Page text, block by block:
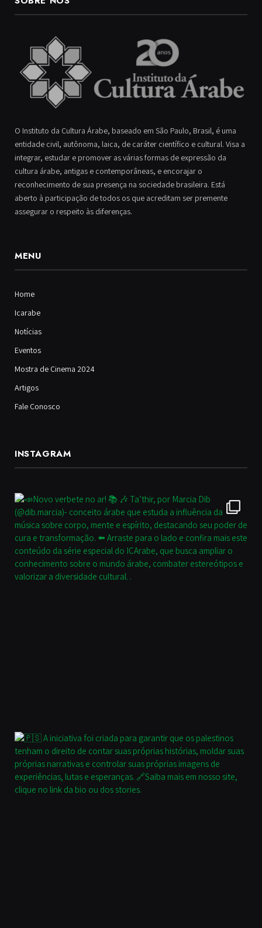
O Instituto da Cultura Árabe, baseado em São Paulo, Brasil, é uma
entidade civil, autônoma, laica, de caráter científico e cultural. Visa a
integrar, estudar e promover as várias formas de expressão da
cultura árabe, antigas e contemporâneas, e encorajar o
reconhecimento de sua presença na sociedade brasileira. Está
aberto à participação de todos os que acreditam ser premente
assegurar o respeito às diferenças.
MENU
Home
Icarabe
Notícias
Eventos
Mostra de Cinema 2024
Artigos
Fale Conosco
INSTAGRAM